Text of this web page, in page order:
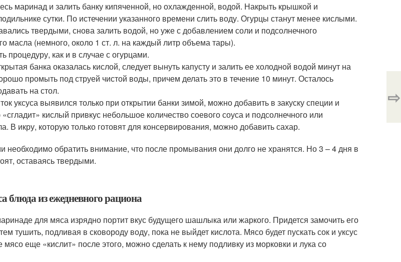
маринад и залить банку кипяченной, но охлажденной, водой. Накрыть крышкой и
сутки. По истечении указанного времени слить воду. Огурцы станут менее кислыми.
твердыми, снова залить водой, но уже с добавлением соли и подсолнечного
масла (немного, около 1 ст. л. на каждый литр объема тары).
процедуру, как и в случае с огурцами.
банка оказалась кислой, следует вынуть капусту и залить ее холодной водой минут на
промыть под струей чистой воды, причем делать это в течение 10 минут. Осталось
на стол.
уксуса выявился только при открытии банки зимой, можно добавить в закуску специи и
кислый привкус небольшое количество соевого соуса и подсолнечного или
В икру, которую только готовят для консервирования, можно добавить сахар.
необходимо обратить внимание, что после промывания они долго не хранятся. Но 3 – 4 дня в
оставаясь твердыми.
блюда из ежедневного рациона
для мяса изрядно портит вкус будущего шашлыка или жаркого. Придется замочить его
тушить, подливая в сковороду воду, пока не выйдет кислота. Мясо будет пускать сок и уксус
еще «кислит» после этого, можно сделать к нему подливку из морковки и лука со
⇨